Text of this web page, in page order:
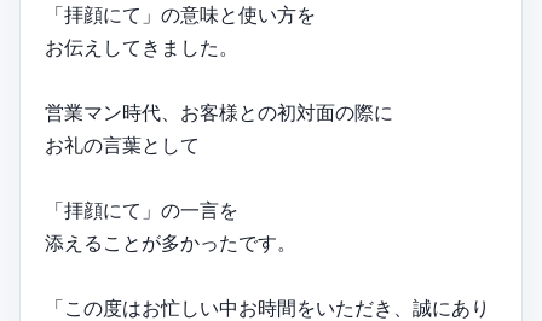
「拝顔にて」の意味と使い方を
お伝えしてきました。
営業マン時代、お客様との初対面の際に
お礼の言葉として
「拝顔にて」の一言を
添えることが多かったです。
「この度はお忙しい中お時間をいただき、誠にあり